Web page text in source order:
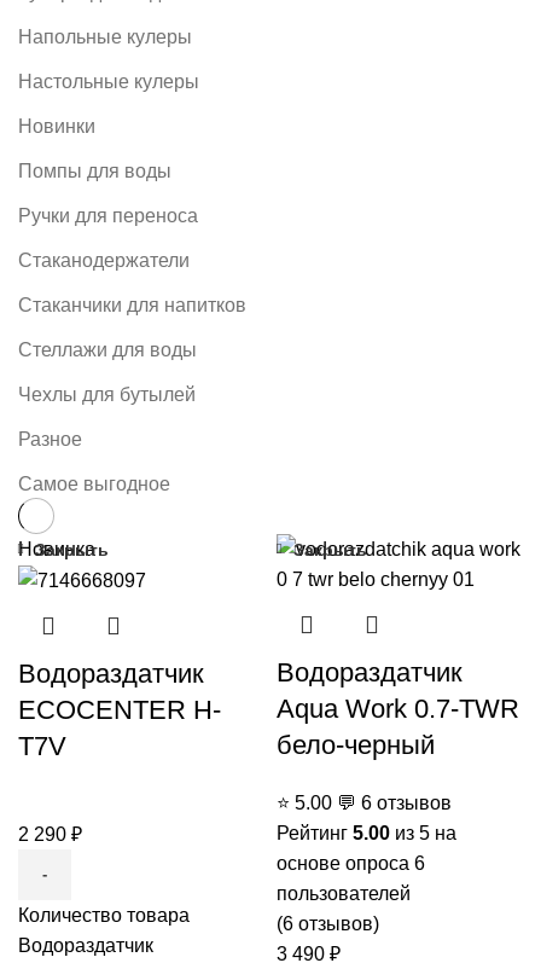
Напольные кулеры
Настольные кулеры
Новинки
Помпы для воды
Ручки для переноса
Стаканодержатели
Стаканчики для напитков
Стеллажи для воды
Чехлы для бутылей
Разное
Самое выгодное
Новинка
Закрыть
Водораздатчик
ECOCENTER H-
T7V
2 290 ₽
Количество товара
Водораздатчик
Закрыть
Водораздатчик
Aqua Work 0.7-TWR
бело-черный
⭐ 5.00 💬 6 отзывов
Рейтинг 5.00 из 5 на
основе опроса 6
пользователей
(6 отзывов)
3 490 ₽